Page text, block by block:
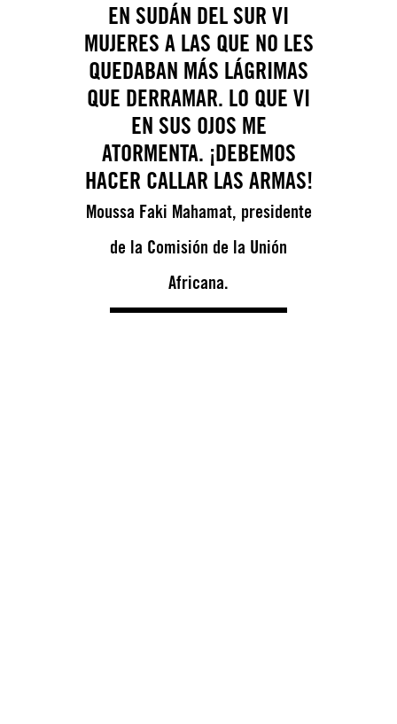
EN SUDÁN DEL SUR VI
MUJERES A LAS QUE NO LES
QUEDABAN MÁS LÁGRIMAS
QUE DERRAMAR. LO QUE VI
EN SUS OJOS ME
ATORMENTA. ¡DEBEMOS
HACER CALLAR LAS ARMAS!
Moussa Faki Mahamat, presidente
de la Comisión de la Unión
Africana.